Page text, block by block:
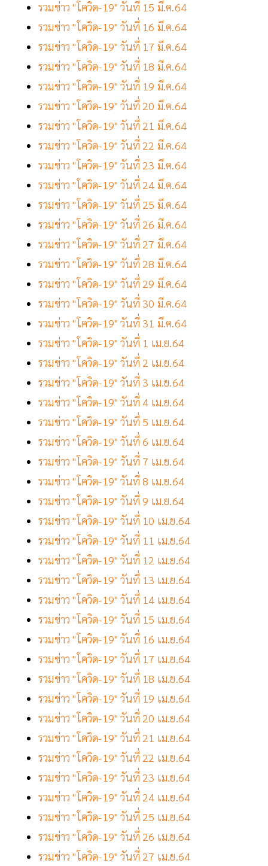
รวมข่าว "โควิด-19" วันที่ 15 มี.ค.64
รวมข่าว "โควิด-19" วันที่ 16 มี.ค.64
รวมข่าว "โควิด-19" วันที่ 17 มี.ค.64
รวมข่าว "โควิด-19" วันที่ 18 มี.ค.64
รวมข่าว "โควิด-19" วันที่ 19 มี.ค.64
รวมข่าว "โควิด-19" วันที่ 20 มี.ค.64
รวมข่าว "โควิด-19" วันที่ 21 มี.ค.64
รวมข่าว "โควิด-19" วันที่ 22 มี.ค.64
รวมข่าว "โควิด-19" วันที่ 23 มี.ค.64
รวมข่าว "โควิด-19" วันที่ 24 มี.ค.64
รวมข่าว "โควิด-19" วันที่ 25 มี.ค.64
รวมข่าว "โควิด-19" วันที่ 26 มี.ค.64
รวมข่าว "โควิด-19" วันที่ 27 มี.ค.64
รวมข่าว "โควิด-19" วันที่ 28 มี.ค.64
รวมข่าว "โควิด-19" วันที่ 29 มี.ค.64
รวมข่าว "โควิด-19" วันที่ 30 มี.ค.64
รวมข่าว "โควิด-19" วันที่ 31 มี.ค.64
รวมข่าว "โควิด-19" วันที่ 1 เม.ย.64
รวมข่าว "โควิด-19" วันที่ 2 เม.ย.64
รวมข่าว "โควิด-19" วันที่ 3 เม.ย.64
รวมข่าว "โควิด-19" วันที่ 4 เม.ย.64
รวมข่าว "โควิด-19" วันที่ 5 เม.ย.64
รวมข่าว "โควิด-19" วันที่ 6 เม.ย.64
รวมข่าว "โควิด-19" วันที่ 7 เม.ย.64
รวมข่าว "โควิด-19" วันที่ 8 เม.ย.64
รวมข่าว "โควิด-19" วันที่ 9 เม.ย.64
รวมข่าว "โควิด-19" วันที่ 10 เม.ย.64
รวมข่าว "โควิด-19" วันที่ 11 เม.ย.64
รวมข่าว "โควิด-19" วันที่ 12 เม.ย.64
รวมข่าว "โควิด-19" วันที่ 13 เม.ย.64
รวมข่าว "โควิด-19" วันที่ 14 เม.ย.64
รวมข่าว "โควิด-19" วันที่ 15 เม.ย.64
รวมข่าว "โควิด-19" วันที่ 16 เม.ย.64
รวมข่าว "โควิด-19" วันที่ 17 เม.ย.64
รวมข่าว "โควิด-19" วันที่ 18 เม.ย.64
รวมข่าว "โควิด-19" วันที่ 19 เม.ย.64
รวมข่าว "โควิด-19" วันที่ 20 เม.ย.64
รวมข่าว "โควิด-19" วันที่ 21 เม.ย.64
รวมข่าว "โควิด-19" วันที่ 22 เม.ย.64
รวมข่าว "โควิด-19" วันที่ 23 เม.ย.64
รวมข่าว "โควิด-19" วันที่ 24 เม.ย.64
รวมข่าว "โควิด-19" วันที่ 25 เม.ย.64
รวมข่าว "โควิด-19" วันที่ 26 เม.ย.64
รวมข่าว "โควิด-19" วันที่ 27 เม.ย.64